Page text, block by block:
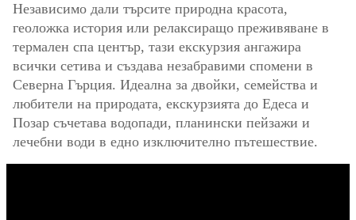
Независимо дали търсите природна красота,
геоложка история или релаксиращо преживяване в
термален спа център, тази екскурзия ангажира
всички сетива и създава незабравими спомени в
Северна Гърция. Идеална за двойки, семейства и
любители на природата, екскурзията до Едеса и
Позар съчетава водопади, планински пейзажи и
лечебни води в едно изключително пътешествие.